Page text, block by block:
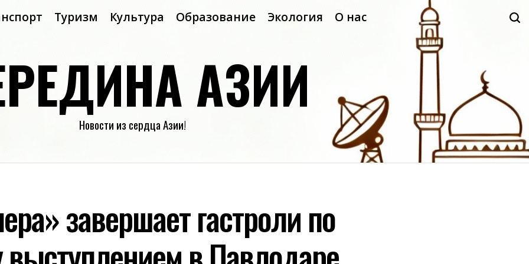
Туризм Культура Образование Экология О нас
АЗИИ
Новости из сердца Азии!
завершает гастроли по